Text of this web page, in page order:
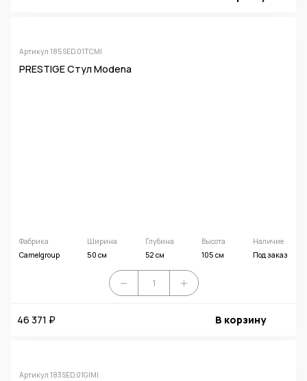
Артикул 185SED.01TCMI
PRESTIGE Стул Modena
Фабрика
Camelgroup
Ширина
50 см
Глубина
52 см
Высота
105 см
Наличие
Под заказ
46 371 ₽ В корзину
Артикул 183SED.01GIMI